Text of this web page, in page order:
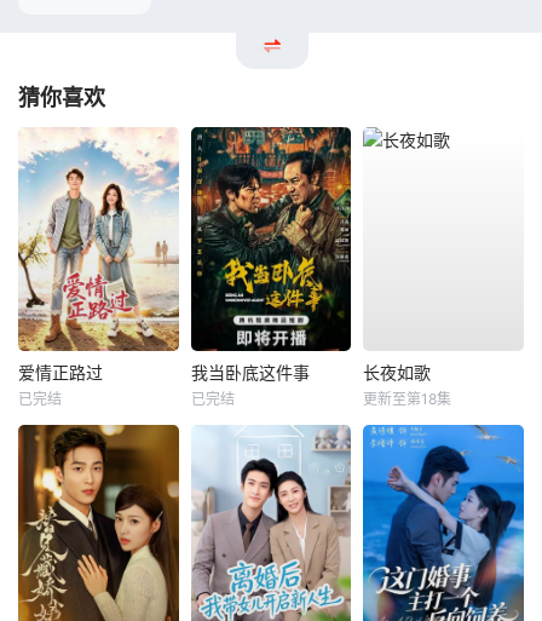
猜你喜欢
爱情正路过
已完结
我当卧底这件事
已完结
长夜如歌
更新至第18集